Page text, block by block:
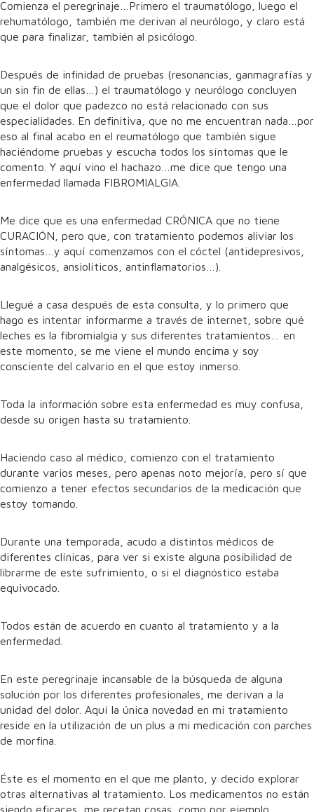
Comienza el peregrinaje…Primero el traumatólogo, luego el
rehumatólogo, también me derivan al neurólogo, y claro está
que para finalizar, también al psicólogo.
Después de infinidad de pruebas (resonancias, ganmagrafías y
un sin fin de ellas…) el traumatólogo y neurólogo concluyen
que el dolor que padezco no está relacionado con sus
especialidades. En definitiva, que no me encuentran nada…por
eso al final acabo en el reumatólogo que también sigue
haciéndome pruebas y escucha todos los síntomas que le
comento. Y aquí vino el hachazo…me dice que tengo una
enfermedad llamada FIBROMIALGIA.
Me dice que es una enfermedad CRÓNICA que no tiene
CURACIÓN, pero que, con tratamiento podemos aliviar los
síntomas…y aquí comenzamos con el cóctel (antidepresivos,
analgésicos, ansiolíticos, antinflamatorios…).
Llegué a casa después de esta consulta, y lo primero que
hago es intentar informarme a través de internet, sobre qué
leches es la fibromialgia y sus diferentes tratamientos… en
este momento, se me viene el mundo encima y soy
consciente del calvario en el que estoy inmerso.
Toda la información sobre esta enfermedad es muy confusa,
desde su origen hasta su tratamiento.
Haciendo caso al médico, comienzo con el tratamiento
durante varios meses, pero apenas noto mejoría, pero sí que
comienzo a tener efectos secundarios de la medicación que
estoy tomando.
Durante una temporada, acudo a distintos médicos de
diferentes clínicas, para ver si existe alguna posibilidad de
librarme de este sufrimiento, o si el diagnóstico estaba
equivocado.
Todos están de acuerdo en cuanto al tratamiento y a la
enfermedad.
En este peregrinaje incansable de la búsqueda de alguna
solución por los diferentes profesionales, me derivan a la
unidad del dolor. Aquí la única novedad en mi tratamiento
reside en la utilización de un plus a mi medicación con parches
de morfina.
Éste es el momento en el que me planto, y decido explorar
otras alternativas al tratamiento. Los medicamentos no están
siendo eficaces, me recetan cosas, como por ejemplo